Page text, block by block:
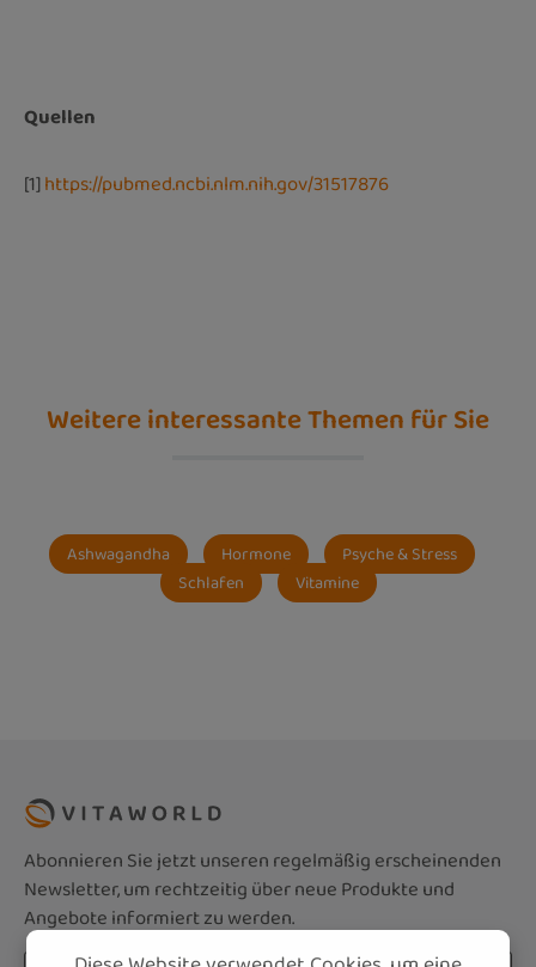
Quellen
[1]https://pubmed.ncbi.nlm.nih.gov/31517876
Weitere interessante Themen für Sie
Ashwagandha Hormone
Psyche & Stress
Schlafen
Vitamine
Abonnieren Sie jetzt unseren regelmäßig erscheinenden
Newsletter, um rechtzeitig über neue Produkte und
Angebote informiert zu werden.